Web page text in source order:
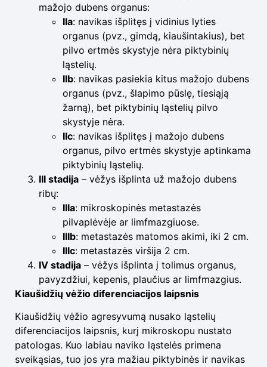
mažojo dubens organus:
IIa: navikas išplitęs į vidinius lyties
organus (pvz., gimdą, kiaušintakius), bet
pilvo ertmės skystyje nėra piktybinių
ląstelių.
IIb: navikas pasiekia kitus mažojo dubens
organus (pvz., šlapimo pūslę, tiesiąją
žarną), bet piktybinių ląstelių pilvo
skystyje nėra.
IIc: navikas išplitęs į mažojo dubens
organus, pilvo ertmės skystyje aptinkama
piktybinių ląstelių.
III stadija – vėžys išplinta už mažojo dubens
ribų:
IIIa: mikroskopinės metastazės
pilvaplėvėje ar limfmazgiuose.
IIIb: metastazės matomos akimi, iki 2 cm.
IIIc: metastazės viršija 2 cm.
IV stadija – vėžys išplinta į tolimus organus,
pavyzdžiui, kepenis, plaučius ar limfmazgius.
Kiaušidžių vėžio diferenciacijos laipsnis
Kiaušidžių vėžio agresyvumą nusako ląstelių
diferenciacijos laipsnis, kurį mikroskopu nustato
patologas. Kuo labiau naviko ląstelės primena
sveikąsias, tuo jos yra mažiau piktybinės ir navikas